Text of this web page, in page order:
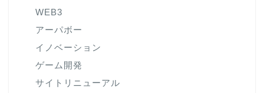
WEB3
アーパボー
イノベーション
ゲーム開発
サイトリニューアル